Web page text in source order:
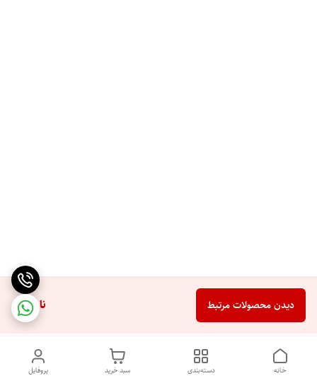
ناموجود دیدن محصولات مرتبط
پروفایل سبد خرید دسته‌بندی خانه